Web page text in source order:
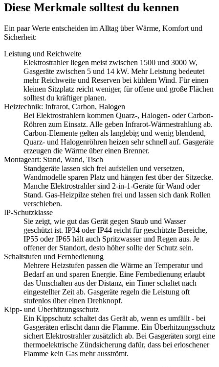
Diese Merkmale solltest du kennen
Ein paar Werte entscheiden im Alltag über Wärme, Komfort und
Sicherheit:
Leistung und Reichweite
Elektrostrahler liegen meist zwischen 1500 und 3000 W,
Gasgeräte zwischen 5 und 14 kW. Mehr Leistung bedeutet
mehr Reichweite und Reserven bei kühlem Wind. Für einen
kleinen Sitzplatz reicht weniger, für offene und große Flächen
solltest du kräftiger planen.
Heiztechnik: Infrarot, Carbon, Halogen
Bei Elektrostrahlern kommen Quarz-, Halogen- oder Carbon-
Röhren zum Einsatz. Alle geben Infrarot-Wärmestrahlung ab.
Carbon-Elemente gelten als langlebig und wenig blendend,
Quarz- und Halogenröhren heizen sehr schnell auf. Gasgeräte
erzeugen die Wärme über einen Brenner.
Montageart: Stand, Wand, Tisch
Standgeräte lassen sich frei aufstellen und versetzen,
Wandmodelle sparen Platz und hängen fest über der Sitzecke.
Manche Elektrostrahler sind 2-in-1-Geräte für Wand oder
Stand. Gas-Heizpilze stehen frei und lassen sich dank Rollen
verschieben.
IP-Schutzklasse
Sie zeigt, wie gut das Gerät gegen Staub und Wasser
geschützt ist. IP34 oder IP44 reicht für geschützte Bereiche,
IP55 oder IP65 hält auch Spritzwasser und Regen aus. Je
offener der Standort, desto höher sollte der Schutz sein.
Schaltstufen und Fernbedienung
Mehrere Heizstufen passen die Wärme an Temperatur und
Bedarf an und sparen Energie. Eine Fernbedienung erlaubt
das Umschalten aus der Distanz, ein Timer schaltet nach
eingestellter Zeit ab. Gasgeräte regeln die Leistung oft
stufenlos über einen Drehknopf.
Kipp- und Überhitzungsschutz
Ein Kippschutz schaltet das Gerät ab, wenn es umfällt - bei
Gasgeräten erlischt dann die Flamme. Ein Überhitzungsschutz
sichert Elektrostrahler zusätzlich ab. Bei Gasgeräten sorgt eine
thermoelektrische Zündsicherung dafür, dass bei erloschener
Flamme kein Gas mehr ausströmt.